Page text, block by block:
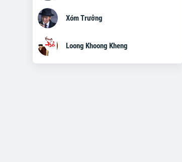
Xóm Trưởng
Loong Khoong Kheng